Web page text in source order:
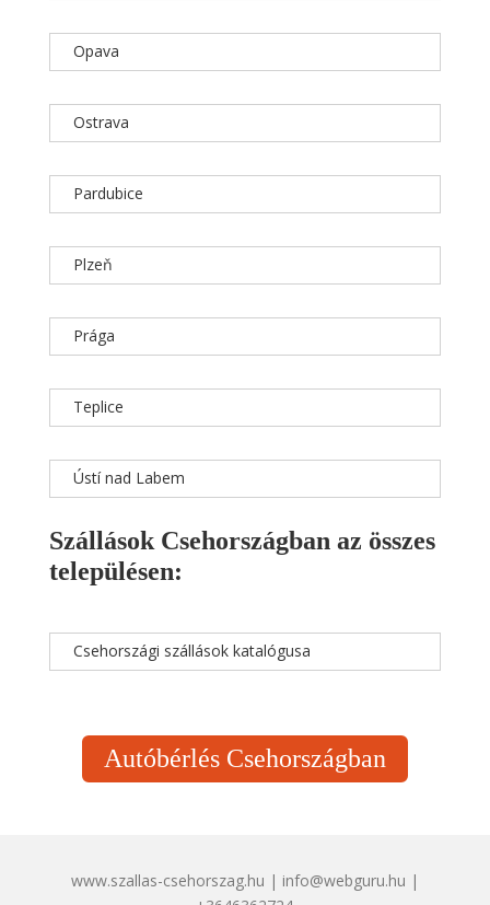
Opava
Ostrava
Pardubice
Plzeň
Prága
Teplice
Ústí nad Labem
Szállások Csehországban az összes
településen:
Csehországi szállások katalógusa
Autóbérlés Csehországban
www.szallas-csehorszag.hu | info@webguru.hu |